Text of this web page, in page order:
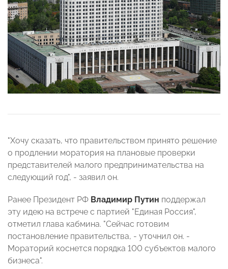
"Хочу сказать, что правительством принято решение
о продлении моратория на плановые проверки
представителей малого предпринимательства на
следующий год", - заявил он.
Ранее Президент РФ Владимир Путин поддержал
эту идею на встрече с партией "Единая Россия",
отметил глава кабмина. "Сейчас готовим
постановление правительства, - уточнил он. -
Мораторий коснется порядка 100 субъектов малого
бизнеса".